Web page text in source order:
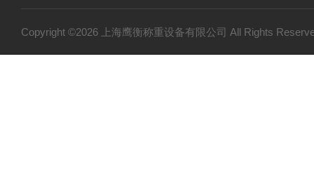
Copyright ©2026 上海鹰衡称重设备有限公司 All Rights